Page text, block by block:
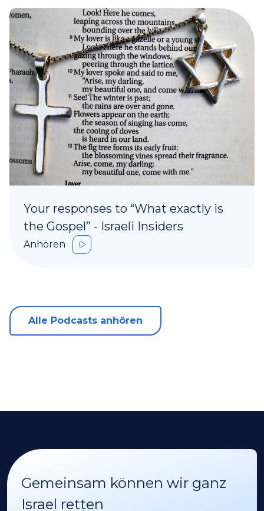
Your responses to “What exactly is
the Gospel” - Israeli Insiders
Anhören
Alle Podcasts anhören
Gemeinsam können wir ganz
Israel retten